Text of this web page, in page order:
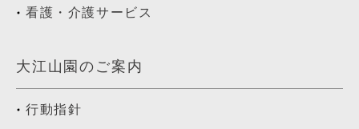
看護・介護サービス
大江山園のご案内
行動指針